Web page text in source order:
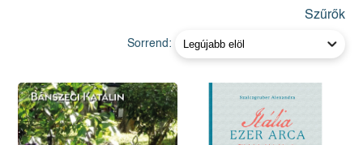
Szűrők
Sorrend: